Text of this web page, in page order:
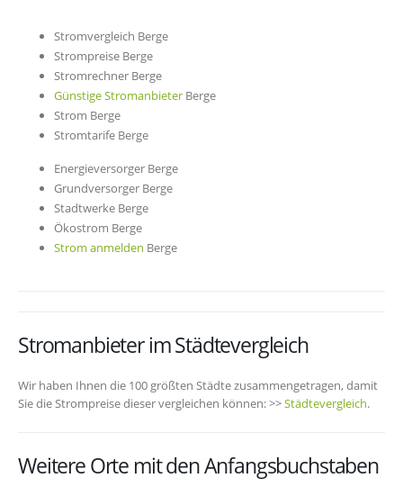
Stromvergleich Berge
Strompreise Berge
Stromrechner Berge
Günstige Stromanbieter Berge
Strom Berge
Stromtarife Berge
Energieversorger Berge
Grundversorger Berge
Stadtwerke Berge
Ökostrom Berge
Strom anmelden Berge
Stromanbieter im Städtevergleich
Wir haben Ihnen die 100 größten Städte zusammengetragen, damit
Sie die Strompreise dieser vergleichen können: >>Städtevergleich.
Weitere Orte mit den Anfangsbuchstaben